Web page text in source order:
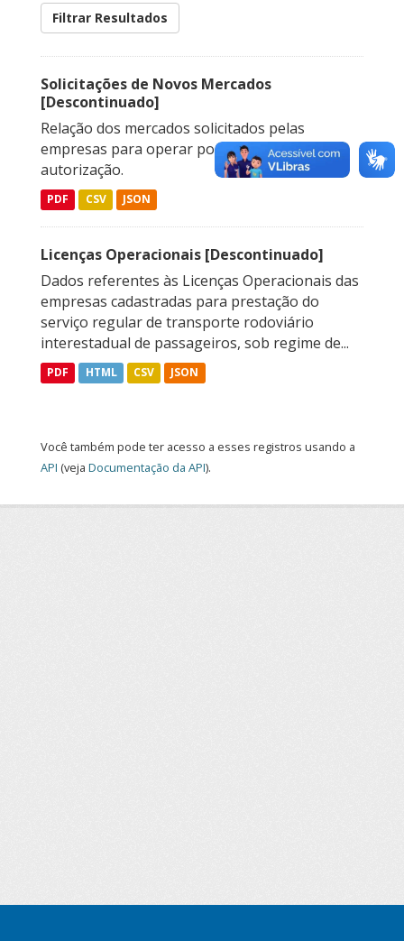
Filtrar Resultados
Solicitações de Novos Mercados
[Descontinuado]
Relação dos mercados solicitados pelas
empresas para operar por meio de
autorização.
PDF CSV JSON
Licenças Operacionais [Descontinuado]
Dados referentes às Licenças Operacionais das
empresas cadastradas para prestação do
serviço regular de transporte rodoviário
interestadual de passageiros, sob regime de...
PDF HTML CSV JSON
Você também pode ter acesso a esses registros usando a
API (veja Documentação da API).